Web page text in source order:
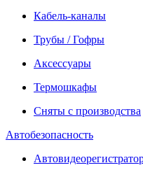
Кабель-каналы
Трубы / Гофры
Аксессуары
Термошкафы
Сняты с производства
Автобезопасность